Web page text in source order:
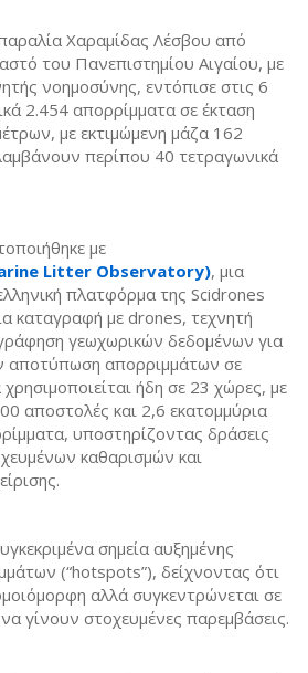
Χαραμίδας Λέσβου από
του Πανεπιστημίου Αιγαίου, με
νοημοσύνης, εντόπισε στις 6
2.454 απορρίμματα σε έκταση
με εκτιμώμενη μάζα 162
περίπου 40 τετραγωνικά
με
Litter Observatory), μια
πλατφόρμα της Scidrones
καταγραφή με drones, τεχνητή
γεωχωρικών δεδομένων για
αποτύπωση απορριμμάτων σε
ήδη σε 23 χώρες, με
αποστολές και 2,6 εκατομμύρια
υποστηρίζοντας δράσεις
καθαρισμών και
σημεία αυξημένης
(“hotspots”), δείχνοντας ότι
αλλά συγκεντρώνεται σε
γίνουν στοχευμένες παρεμβάσεις.